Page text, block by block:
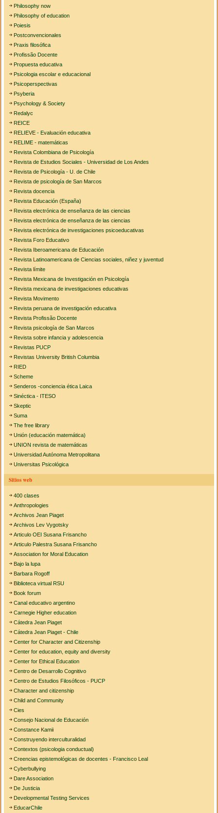
Philosophy now
Philosophy of education
Poiesis
Postconvencionales
Praxis filosófica
Profissão Docente
Propuesta educativa
Psicologia escolar e educacional
Psicoperspectivas
Psyberia
Psychology & Society
Redalyc
REICE
RELIEVE - Evaluación educativa
RELIME - matemáticas
Revista Colombiana de Psicología
Revista de Estudios Sociales - Universidad de Los Andes
Revista de Psicología - U. de Chile
Revista de psicología de San Marcos
Revista docencia
Revista Educación (España)
Revista electrónica de enseñanza de las ciencias
Revista electrónica de enseñanza de las ciencias
Revista electrónica de investigaciones psicoeducativas
Revista Foro Educativo
Revista Iberoamericana de Educación
Revista Latinoamericana de Ciencias sociales, niñez y juventud
Revista límite
Revista Mexicana de Investigación en Psicología
Revista mexicana de investigaciones educativas
Revista Movimento
Revista peruana de investigación educativa
Revista Profissão Docente
Revista psicología de San Marcos
Revista sobre infancia y adolescencia
Revistas PUCP
Revistas University British Columbia
RIED
Scheme
Senderos -conciencia ética Laica
Sinéctica - ITESO
Skeptic
Suma
The free library
Unión (educación matemática)
UNION revista de matemáticas
Universidad Autónoma Metropolitana
Universitas Psicológica
Sitios web
400 clases
Anthropologies
Archivos Jean Piaget
Archivos Lev Vygotsky
Articulo OEI Susana Frisancho
Articulo Palestra Susana Frisancho
Association for Moral Education
Bajo la lupa
Barbara Rogoff
Biblioteca virtual RSU
Book forum
Canal educativo argentino
Carnegie Higher education
Cátedra Jean Piaget
Cátedra Jean Piaget - Chile
Center for Character and Citizenship
Center for education, equity and diversity
Center for Ethical Education
Centro de Desarrollo Cognitivo
Centro de Estudios Filosóficos - PUCP
Character and citizenship
Child and Community
Cies
Consejo Nacional de Educación
Constance Kamii
Construyendo interculturalidad
Contextos (psicologia conductual)
Creencias epistemológicas de docentes - Francisco Leal
Cyberbullying
Dare Association
De Justicia
Developmental Testing Services
EducarChile